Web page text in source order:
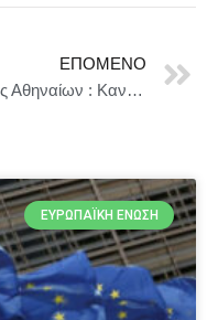
ΕΠΌΜΕΝΟ
Δήμος Αθηναίων : Κανονισμός κυκλοφορίας και στάθμευσης για τα πατίνια στο Δήμο
ΕΥΡΩΠΑΪΚΉ ΈΝΩΣΗ